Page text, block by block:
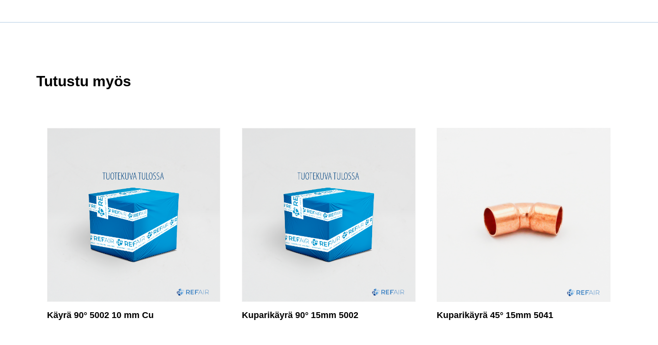
Tutustu myös
Käyrä 90° 5002 10 mm Cu Kuparikäyrä 90° 15mm 5002 Kuparikäyrä 45° 15mm 5041